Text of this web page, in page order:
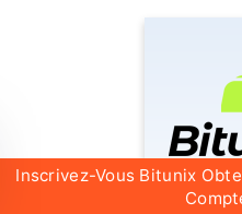
Inscrivez-Vous Bitunix